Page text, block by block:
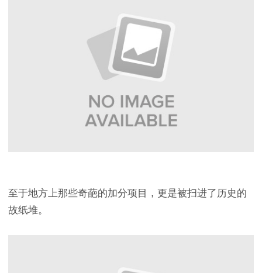
至于地方上那些奇葩的加分项目，更是被扫进了历史的
故纸堆。